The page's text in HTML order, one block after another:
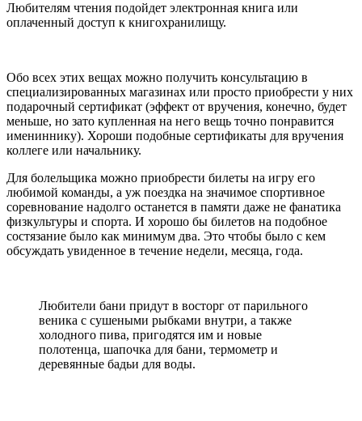
Любителям чтения подойдет электронная книга или
оплаченный доступ к книгохранилищу.
Обо всех этих вещах можно получить консультацию в
специализированных магазинах или просто приобрести у них
подарочный сертификат (эффект от вручения, конечно, будет
меньше, но зато купленная на него вещь точно понравится
имениннику). Хороши подобные сертификаты для вручения
коллеге или начальнику.
Для болельщика можно приобрести билеты на игру его
любимой команды, а уж поездка на значимое спортивное
соревнование надолго останется в памяти даже не фанатика
физкультуры и спорта. И хорошо бы билетов на подобное
состязание было как минимум два. Это чтобы было с кем
обсуждать увиденное в течение недели, месяца, года.
Любители бани придут в восторг от парильного
веника с сушеными рыбками внутри, а также
холодного пива, пригодятся им и новые
полотенца, шапочка для бани, термометр и
деревянные бадьи для воды.